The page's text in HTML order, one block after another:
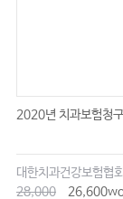
2020년 치과보험청
대한치과건강보험협회
28,000